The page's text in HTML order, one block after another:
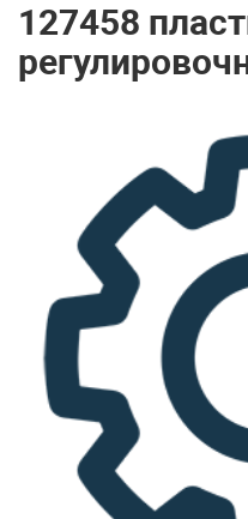
127458